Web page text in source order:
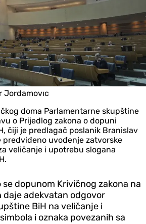
Jordamovıc
doma Parlamentarne skupštine
o Prijedlog zakona o dopuni
čiji je predlagač poslanik Branislav
predviđeno uvođenje zatvorske
veličanje i upotrebu slogana
dopunom Krivičnog zakona na
adekvatan odgovor
BiH na veličanje i
i oznaka povezanih sa